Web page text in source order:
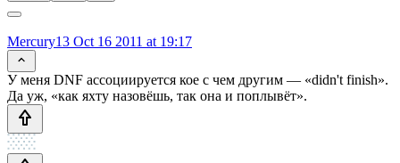
Mercury13 Oct 16 2011 at 19:17
У меня DNF ассоциируется кое с чем другим — «didn't finish».
Да уж, «как яхту назовёшь, так она и поплывёт».